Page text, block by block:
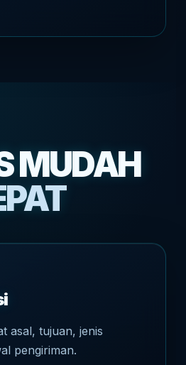
MUDAH
asal, tujuan, jenis
pengiriman.